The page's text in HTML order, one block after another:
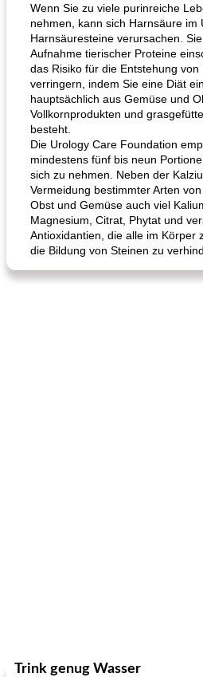
Karamell-Brownie-Kuchen
Wenn Sie zu viele purinreiche
nehmen, kann sich Harnsäure im
Harnsäuresteine ​​verursachen.
Aufnahme tierischer Proteine
das Risiko für die Entstehung von
verringern, indem Sie eine Diät
hauptsächlich aus Gemüse und
Vollkornprodukten und
besteht.
Die Urology Care Foundation
mindestens fünf bis neun
sich zu nehmen. Neben der
Vermeidung bestimmter Arten
Obst und Gemüse auch viel
Magnesium, Citrat, Phytat und
Antioxidantien, die alle im Körper
die Bildung von Steinen zu
Trink genug Wasser